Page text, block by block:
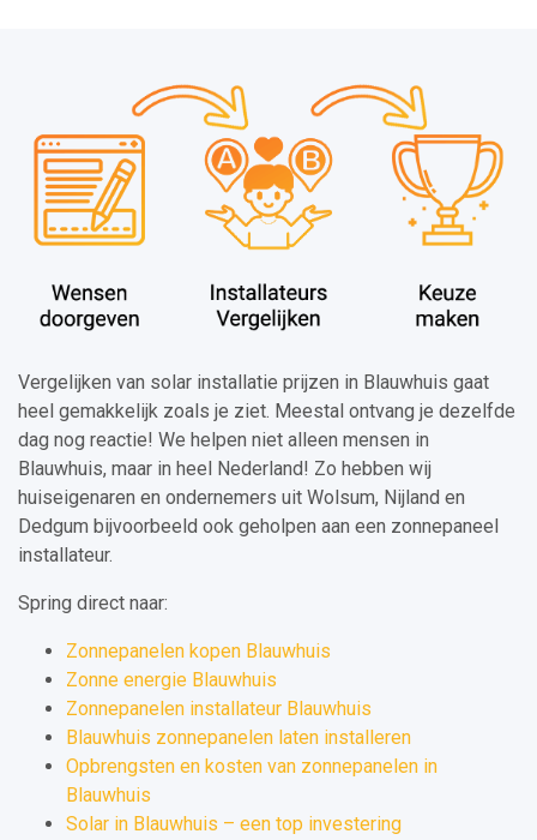
Vergelijken van solar installatie prijzen in Blauwhuis gaat
heel gemakkelijk zoals je ziet. Meestal ontvang je dezelfde
dag nog reactie! We helpen niet alleen mensen in
Blauwhuis, maar in heel Nederland! Zo hebben wij
huiseigenaren en ondernemers uit Wolsum, Nijland en
Dedgum bijvoorbeeld ook geholpen aan een zonnepaneel
installateur.
Spring direct naar:
Zonnepanelen kopen Blauwhuis
Zonne energie Blauwhuis
Zonnepanelen installateur Blauwhuis
Blauwhuis zonnepanelen laten installeren
Opbrengsten en kosten van zonnepanelen in
Blauwhuis
Solar in Blauwhuis – een top investering